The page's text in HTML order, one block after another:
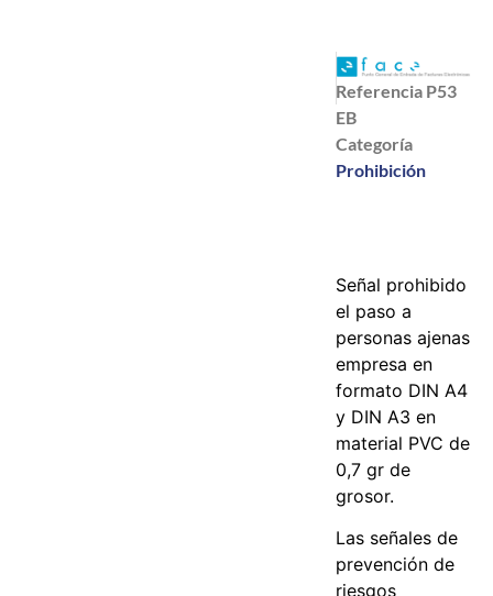
Referencia P53
EB
Categoría
Prohibición
Señal prohibido
el paso a
personas ajenas
empresa en
formato DIN A4
y DIN A3 en
material PVC de
0,7 gr de
grosor.
Las señales de
prevención de
riesgos